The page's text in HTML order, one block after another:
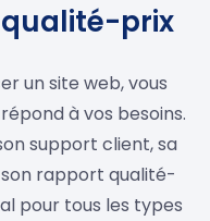
prix
un site web, vous
à vos besoins.
support client, sa
rapport qualité-
pour tous les types